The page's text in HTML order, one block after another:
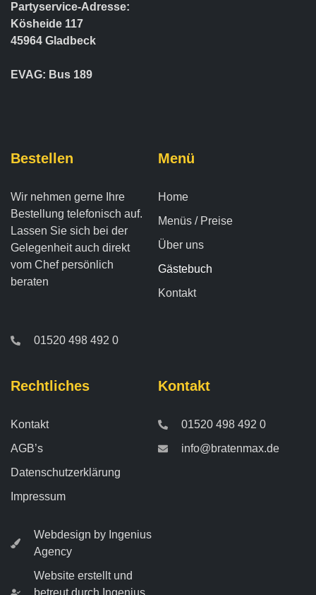
Partyservice-Adresse:
Kösheide 117
45964 Gladbeck
EVAG: Bus 189
Bestellen
Wir nehmen gerne Ihre
Bestellung telefonisch auf.
Lassen Sie sich bei der
Gelegenheit auch direkt
vom Chef persönlich
beraten
01520 498 492 0
Menü
Home
Menüs / Preise
Über uns
Gästebuch
Kontakt
Rechtliches
Kontakt
AGB’s
Datenschutzerklärung
Impressum
Webdesign by Ingenius
Agency
Website erstellt und
betreut durch Ingenius
Kontakt
01520 498 492 0
info@bratenmax.de